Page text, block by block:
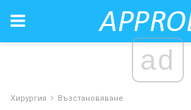
ad
Хирургия Възстановяване